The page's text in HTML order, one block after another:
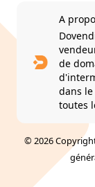
A
de
dans
toutes
© 2026